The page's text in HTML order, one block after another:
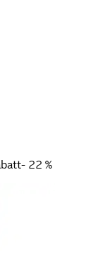
- 22 %